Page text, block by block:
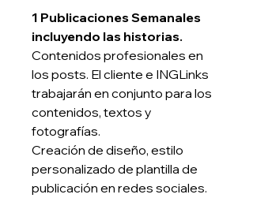
1 Publicaciones Semanales
incluyendo las historias.
Contenidos profesionales en
los posts. El cliente e INGLinks
trabajarán en conjunto para los
contenidos, textos y
fotografías.
Creación de diseño, estilo
personalizado de plantilla de
publicación en redes sociales.